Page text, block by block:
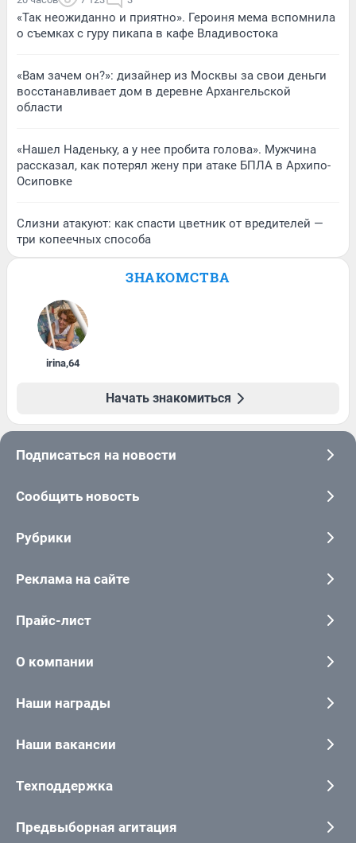
«Так неожиданно и приятно». Героиня мема вспомнила
о съемках с гуру пикапа в кафе Владивостока
«Вам зачем он?»: дизайнер из Москвы за свои деньги
восстанавливает дом в деревне Архангельской
области
«Нашел Наденьку, а у нее пробита голова». Мужчина
рассказал, как потерял жену при атаке БПЛА в Архипо-
Осиповке
Слизни атакуют: как спасти цветник от вредителей —
три копеечных способа
ЗНАКОМСТВА
irina,64
Начать знакомиться
Подписаться на новости
Сообщить новость
Рубрики
Реклама на сайте
Прайс-лист
О компании
Наши награды
Наши вакансии
Техподдержка
Предвыборная агитация